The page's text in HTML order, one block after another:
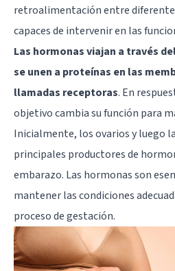
retroalimentación entre
capaces de intervenir en las
Las hormonas viajan a través
se unen a proteínas en las
llamadas receptoras. En
objetivo cambia su función para
Inicialmente, los ovarios y luego
principales productores de
embarazo. Las hormonas son
mantener las condiciones
proceso de gestación.